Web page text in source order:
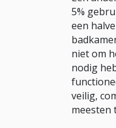
5%
een
niet om
nodig
veilig,
meesten